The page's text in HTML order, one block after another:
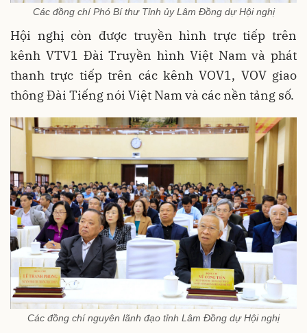
Các đồng chí Phó Bí thư Tỉnh ủy Lâm Đồng dự Hội nghị
Hội nghị còn được truyền hình trực tiếp trên
kênh VTV1 Đài Truyền hình Việt Nam và phát
thanh trực tiếp trên các kênh VOV1, VOV giao
thông Đài Tiếng nói Việt Nam và các nền tảng số.
Các đồng chí nguyên lãnh đạo tỉnh Lâm Đồng dự Hội nghị